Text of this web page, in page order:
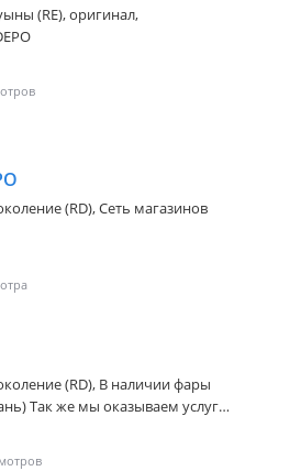
(RE), оригинал,
(RD), Сеть магазинов
(RD), В наличии фары
Так же мы оказываем услуги: